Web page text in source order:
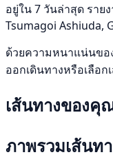
อยู่ใน 7 วันล่าสุด ราย
Tsumagoi Ashiuda,
ด้วยความหนาแน่นขอ
ออกเดินทางหรือเลือก
เส้นทางของคุ
ภาพรวมเส้นท